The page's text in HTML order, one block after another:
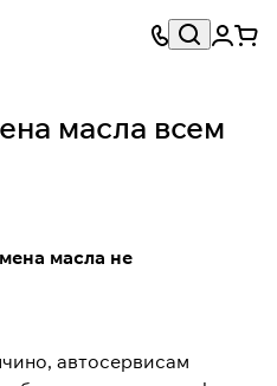
масла всем
масла не
автосервисам